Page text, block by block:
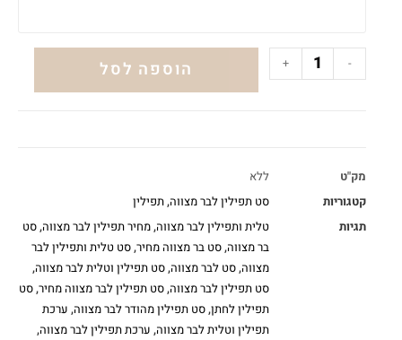
-
+ הוספה לסל
מק"ט
ללא
קטגוריות
סט תפילין לבר מצווה,תפילין
תגיות
טלית ותפילין לבר מצווה,מחיר תפילין לבר מצווה,סט
בר מצווה,סט בר מצווה מחיר,סט טלית ותפילין לבר
מצווה,סט לבר מצווה,סט תפילין וטלית לבר מצווה,
סט תפילין לבר מצווה,סט תפילין לבר מצווה מחיר,סט
תפילין לחתן,סט תפילין מהודר לבר מצווה, ערכת
תפילין וטלית לבר מצווה, ערכת תפילין לבר מצווה,